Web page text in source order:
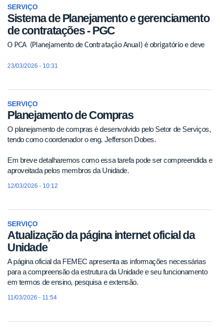
SERVIÇO
Sistema de Planejamento e gerenciamento
de contratações - PGC
O PCA (Planejamento de Contratação Anual) é obrigatório e deve
23/03/2026 - 10:31
SERVIÇO
Planejamento de Compras
O planejamento de compras é desenvolvido pelo Setor de Serviços,
tendo como coordenador o eng. Jefferson Dobes.
Em breve detalharemos como essa tarefa pode ser compreendida e
aproveitada pelos membros da Unidade.
12/03/2026 - 10:12
SERVIÇO
Atualização da página internet oficial da
Unidade
A página oficial da FEMEC apresenta as informações necessárias
para a compreensão da estrutura da Unidade e seu funcionamento
em termos de ensino, pesquisa e extensão.
11/03/2026 - 11:54